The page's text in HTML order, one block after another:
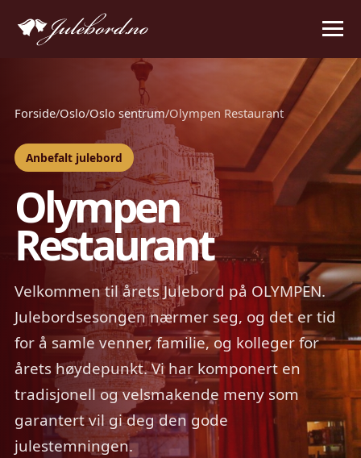
Forside/Oslo/Oslo sentrum/Olympen Restaurant
Anbefalt julebord
Olympen
Restaurant
Velkommen til årets Julebord på OLYMPEN.
Julebordsesongen nærmer seg, og det er tid
for å samle venner, familie, og kolleger for
årets høydepunkt. Vi har komponert en
tradisjonell og velsmakende meny som
garantert vil gi deg den gode
julestemningen.